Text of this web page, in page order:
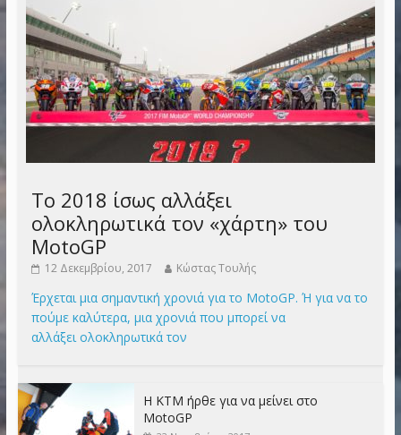
Το 2018 ίσως αλλάξει
ολοκληρωτικά τον «χάρτη» του
MotoGP
12 Δεκεμβρίου, 2017 Κώστας Τουλής
Έρχεται μια σημαντική χρονιά για το MotoGP. Ή για να το
πούμε καλύτερα, μια χρονιά που μπορεί να
αλλάξει ολοκληρωτικά τον
Η KTM ήρθε για να μείνει στο
MotoGP